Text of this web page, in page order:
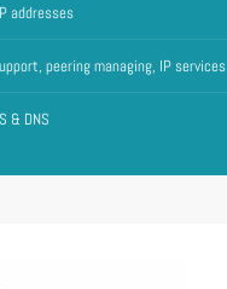
addresses
peering managing, IP services
& DNS